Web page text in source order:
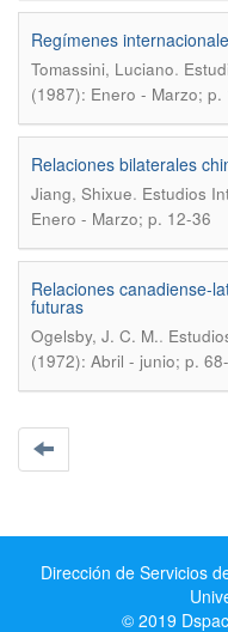
Regímenes
Tomassini, Luciano.
(1987): Enero - Marzo; p.
Relaciones bilaterales
Jiang, Shixue. Estudios
Enero - Marzo; p. 12-36
Relaciones canadiense-
futuras
Ogelsby, J. C. M..
(1972): Abril - junio; p.
Dirección de Servicios
© 2019